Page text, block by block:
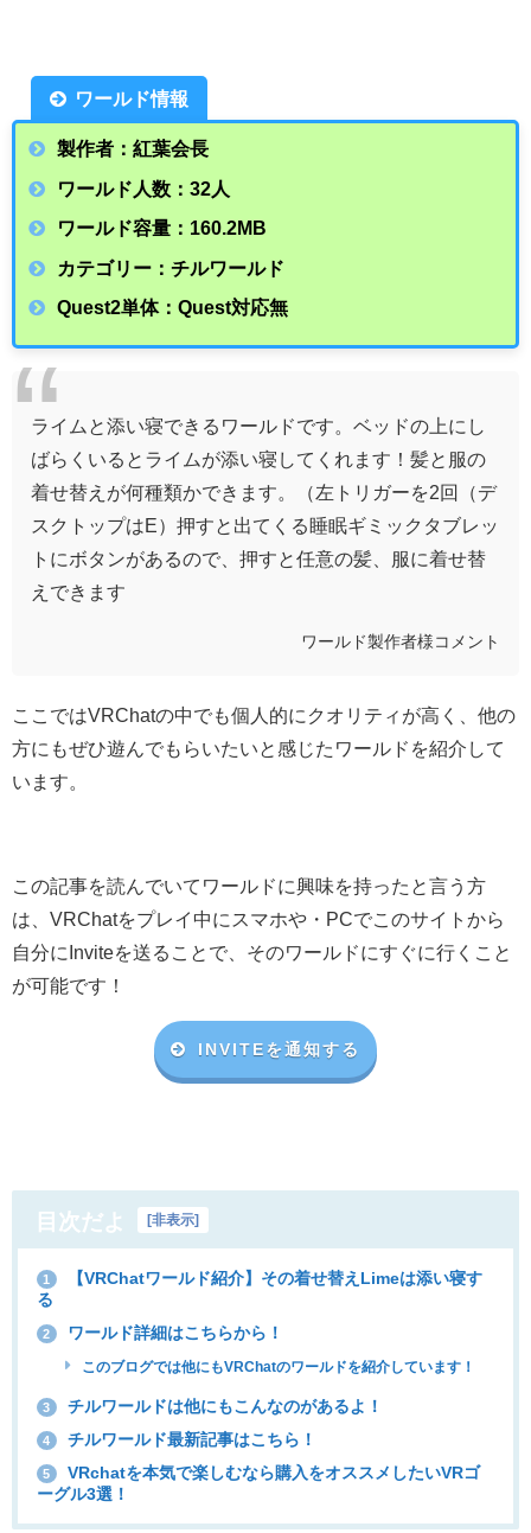
ワールド情報
製作者：紅葉会長
ワールド人数：32人
ワールド容量：160.2MB
カテゴリー：チルワールド
Quest2単体：Quest対応無
ライムと添い寝できるワールドです。ベッドの上にし
ばらくいるとライムが添い寝してくれます！髪と服の
着せ替えが何種類かできます。（左トリガーを2回（デ
スクトップはE）押すと出てくる睡眠ギミックタブレッ
トにボタンがあるので、押すと任意の髪、服に着せ替
えできます
ワールド製作者様コメント
ここではVRChatの中でも個人的にクオリティが高く、他の
方にもぜひ遊んでもらいたいと感じたワールドを紹介して
います。
この記事を読んでいてワールドに興味を持ったと言う方
は、VRChatをプレイ中にスマホや・ PCでこのサイトから
自分に Inviteを送ることで、そのワールドにすぐに行くこと
が可能です！
INVITEを通知する
目次だよ [非表示]
1
【VRChatワールド紹介】その着せ替えLimeは添い寝す
る
2 ワールド詳細はこちらから！
このブログでは他にもVRChatのワールドを紹介しています！
3 チルワールドは他にもこんなのがあるよ！
4 チルワールド最新記事はこちら！
5
VRchatを本気で楽しむなら購入をオススメしたいVRゴ
ーグル3選！